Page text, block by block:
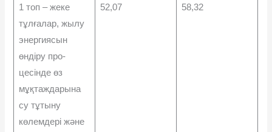
1 топ – жеке
тұлғалар, жылу
энергиясын
өндіру про­
цесінде өз
мұқтаждарына
су тұтыну
көлемдері жəне
52,07 58,32